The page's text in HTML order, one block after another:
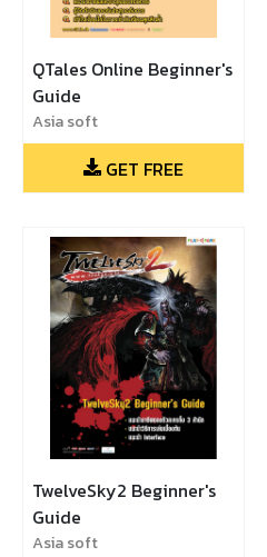
QTales Online Beginner's
Guide
Asia soft
GET FREE
TwelveSky2 Beginner's
Guide
Asia soft